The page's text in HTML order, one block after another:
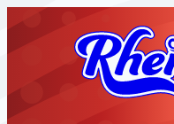
Zum
Inhalt